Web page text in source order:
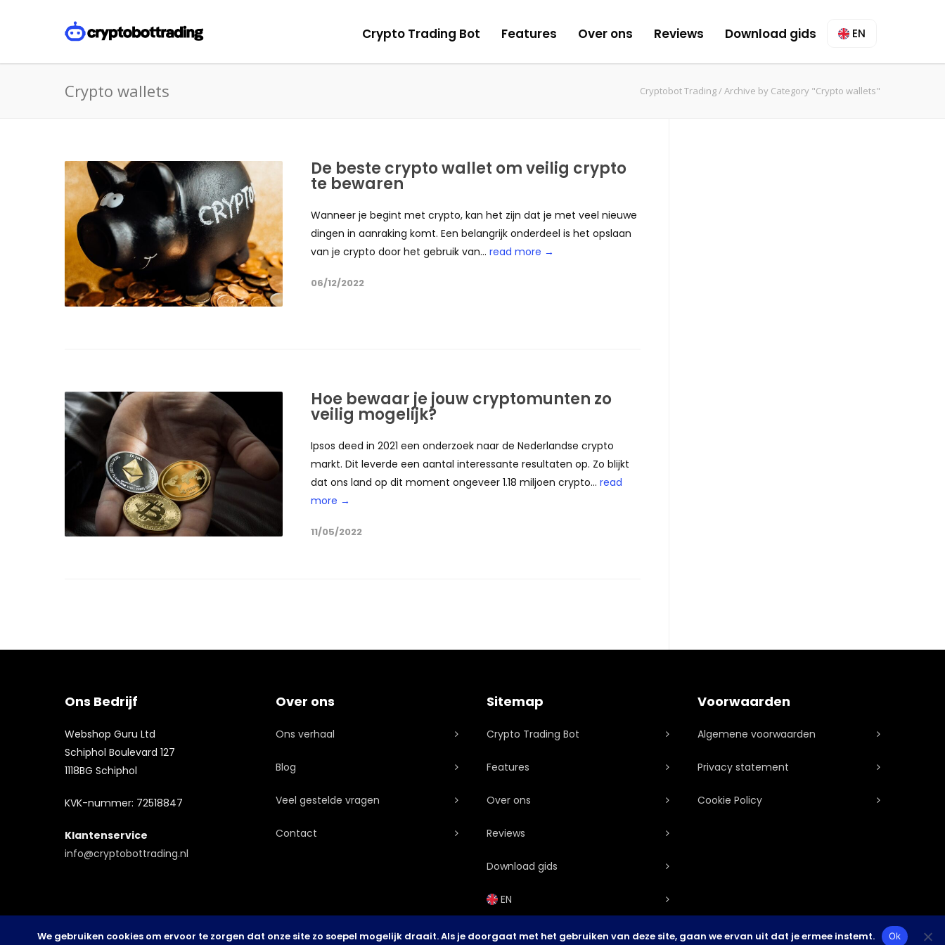
Crypto Trading Bot Features Over ons Reviews Download gids EN
Crypto wallets Cryptobot Trading/Archive by Category "Crypto wallets"
De beste crypto wallet om veilig crypto
te bewaren
Wanneer je begint met crypto, kan het zijn dat je met veel nieuwe
dingen in aanraking komt. Een belangrijk onderdeel is het opslaan
van je crypto door het gebruik van... read more →
06/12/2022
Hoe bewaar je jouw cryptomunten zo
veilig mogelijk?
Ipsos deed in 2021 een onderzoek naar de Nederlandse crypto
markt. Dit leverde een aantal interessante resultaten op. Zo blijkt
dat ons land op dit moment ongeveer 1.18 miljoen crypto... read
more →
11/05/2022
Ons Bedrijf
Webshop Guru Ltd
Schiphol Boulevard 127
1118BG Schiphol
KVK-nummer: 72518847
Klantenservice
info@cryptobottrading.nl
en tafelspellen. De website is snel en
spellen. Het werkt goed op mobiele
Over ons
Ons verhaal
Blog
Veel gestelde vragen
Contact
Sitemap
Crypto Trading Bot
Features
Over ons
Reviews
Download gids
EN
Voorwaarden
Algemene voorwaarden
Privacy statement
Cookie Policy
We gebruiken cookies om ervoor te zorgen dat onze site zo soepel mogelijk draait. Als je doorgaat met het gebruiken van deze site, gaan we ervan uit dat je ermee instemt. Ok